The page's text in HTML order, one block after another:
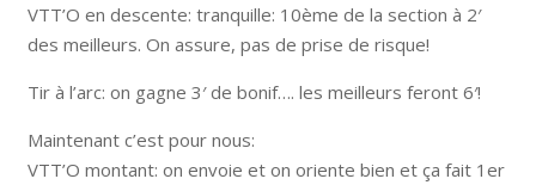
VTT’O en descente: tranquille: 10ème de la section à 2′
des meilleurs. On assure, pas de prise de risque!
Tir à l’arc: on gagne 3′ de bonif…. les meilleurs feront 6′!
Maintenant c’est pour nous:
VTT’O montant: on envoie et on oriente bien et ça fait 1er